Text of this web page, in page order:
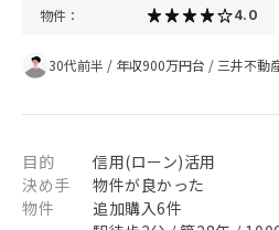
物件： 4.0
30代前半 / 年収900万円台 / 三井不動
目的
信用(ローン)活用
決め手
物件が良かった
物件
追加購入6件